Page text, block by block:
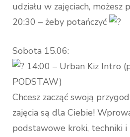
udziału w zajęciach,
20:30 – żeby potańczyć
Sobota 15.06:
14:00 – Urban Kiz Intro
PODSTAW)
Chcesz zacząć swoją
zajęcia są dla Ciebie!
podstawowe kroki, techniki i